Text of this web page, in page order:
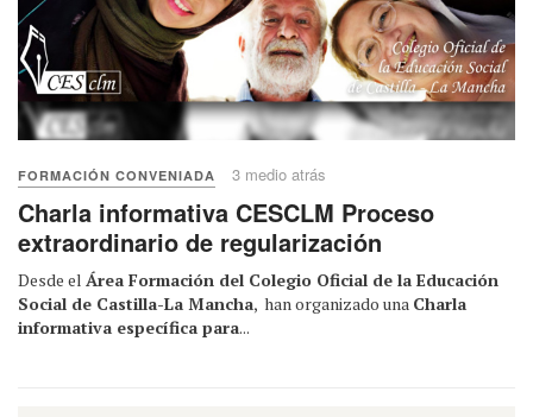
FORMACIÓN CONVENIADA 3 medio atrás
Charla informativa CESCLM Proceso
extraordinario de regularización
Desde el Área Formación del Colegio Oficial de la Educación
Social de Castilla-La Mancha, han organizado una Charla
informativa específica para...